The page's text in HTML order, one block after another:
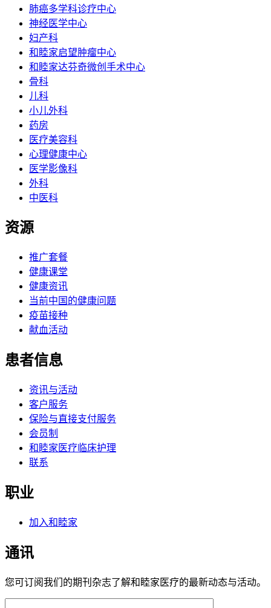
肺癌多学科诊疗中心
神经医学中心
妇产科
和睦家启望肿瘤中心
和睦家达芬奇微创手术中心
骨科
儿科
小儿外科
药房
医疗美容科
心理健康中心
医学影像科
外科
中医科
资源
推广套餐
健康课堂
健康资讯
当前中国的健康问题
疫苗接种
献血活动
患者信息
资讯与活动
客户服务
保险与直接支付服务
会员制
和睦家医疗临床护理
联系
职业
加入和睦家
通讯
您可订阅我们的期刊杂志了解和睦家医疗的最新动态与活动。